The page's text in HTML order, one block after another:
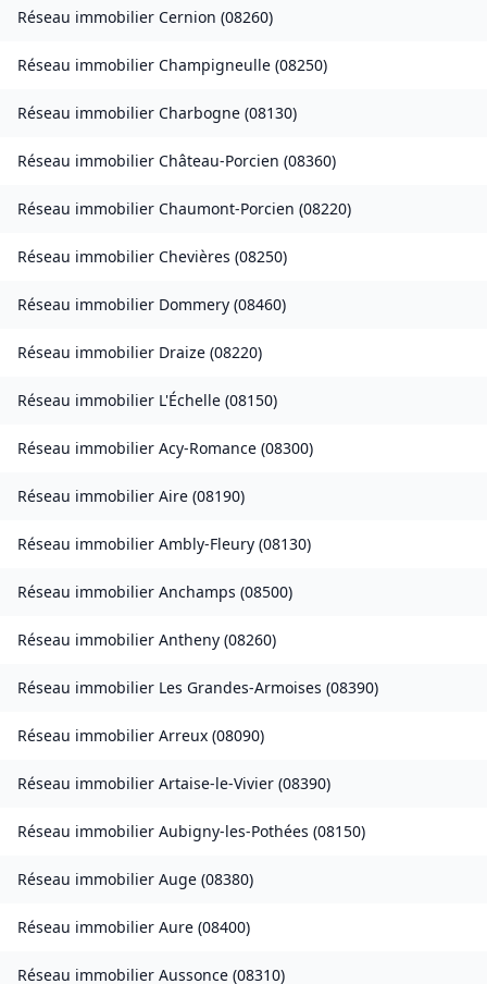
Réseau immobilier Cernion (08260)
Réseau immobilier Champigneulle (08250)
Réseau immobilier Charbogne (08130)
Réseau immobilier Château-Porcien (08360)
Réseau immobilier Chaumont-Porcien (08220)
Réseau immobilier Chevières (08250)
Réseau immobilier Dommery (08460)
Réseau immobilier Draize (08220)
Réseau immobilier L'Échelle (08150)
Réseau immobilier Acy-Romance (08300)
Réseau immobilier Aire (08190)
Réseau immobilier Ambly-Fleury (08130)
Réseau immobilier Anchamps (08500)
Réseau immobilier Antheny (08260)
Réseau immobilier Les Grandes-Armoises (08390)
Réseau immobilier Arreux (08090)
Réseau immobilier Artaise-le-Vivier (08390)
Réseau immobilier Aubigny-les-Pothées (08150)
Réseau immobilier Auge (08380)
Réseau immobilier Aure (08400)
Réseau immobilier Aussonce (08310)